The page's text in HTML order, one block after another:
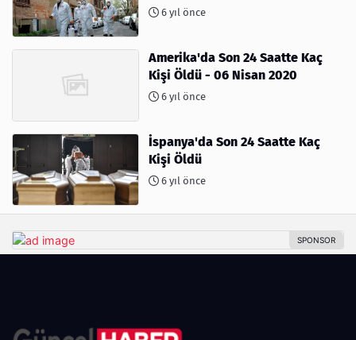
6 yıl önce
Amerika'da Son 24 Saatte Kaç
Kişi Öldü - 06 Nisan 2020
6 yıl önce
İspanya'da Son 24 Saatte Kaç
Kişi Öldü
6 yıl önce